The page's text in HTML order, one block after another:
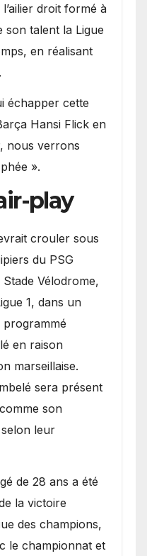
droit formé à
son talent la Ligue
en réalisant
échapper cette
Hansi Flick en
nous verrons
».
play
crouler sous
du PSG
Vélodrome,
1, dans un
programmé
en raison
marseillaise.
sera présent
son
leur
de 28 ans a été
la victoire
des champions,
le championnat et